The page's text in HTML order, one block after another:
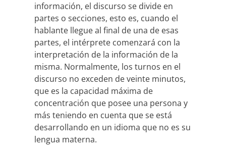
información, el discurso se divide en
partes o secciones, esto es, cuando el
hablante llegue al final de una de esas
partes, el intérprete comenzará con la
interpretación de la información de la
misma. Normalmente, los turnos en el
discurso no exceden de veinte minutos,
que es la capacidad máxima de
concentración que posee una persona y
más teniendo en cuenta que se está
desarrollando en un idioma que no es su
lengua materna.